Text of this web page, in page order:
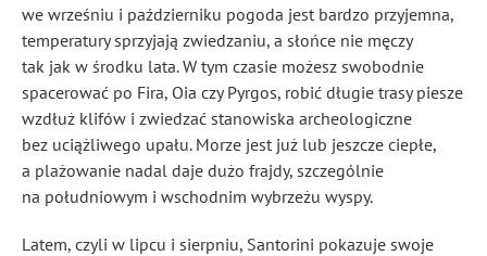
we wrześniu i październiku pogoda jest bardzo przyjemna,
temperatury sprzyjają zwiedzaniu, a słońce nie męczy
tak jak w środku lata. W tym czasie możesz swobodnie
spacerować po Fira, Oia czy Pyrgos, robić długie trasy piesze
wzdłuż klifów i zwiedzać stanowiska archeologiczne
bez uciążliwego upału. Morze jest już lub jeszcze ciepłe,
a plażowanie nadal daje dużo frajdy, szczególnie
na południowym i wschodnim wybrzeżu wyspy.
Latem, czyli w lipcu i sierpniu, Santorini pokazuje swoje